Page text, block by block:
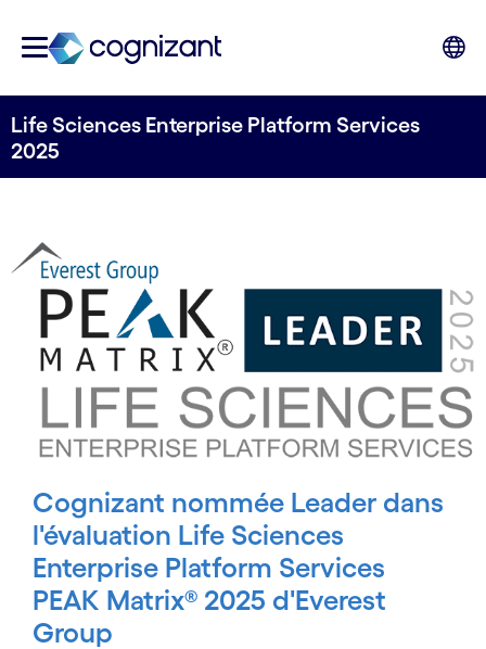
Life Sciences Enterprise Platform Services
2025
Cognizant nommée Leader dans
l'évaluation Life Sciences
Enterprise Platform Services
PEAK Matrix® 2025 d'Everest
Group